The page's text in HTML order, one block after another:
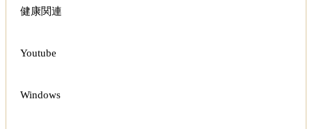
健康関連
Youtube
Windows